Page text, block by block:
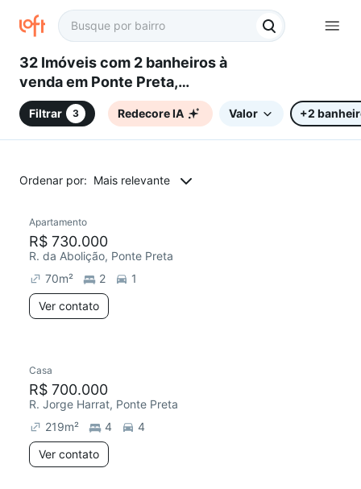
32 Imóveis com 2 banheiros à
venda em Ponte Preta,
Campinas, SP
Filtrar 3 Redecore IA Valor +2
Ordenar por: Mais relevante
Redecorar
Apartamento
R$ 730.000
R. da Abolição, Ponte Preta
70m² 2
1
Ver contato
Casa
R$ 700.000
R. Jorge Harrat, Ponte Preta
219m² 4
4
Ver contato